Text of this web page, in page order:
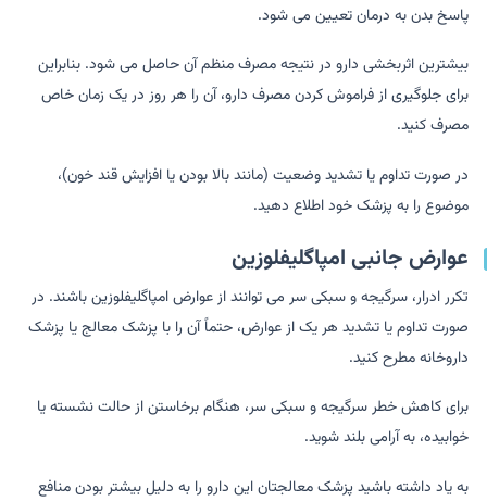
پاسخ بدن به درمان تعیین می شود.
بیشترین اثربخشی دارو در نتیجه مصرف منظم آن حاصل می شود. بنابراین
برای جلوگیری از فراموش کردن مصرف دارو، آن را هر روز در یک زمان خاص
مصرف کنید.
در صورت تداوم یا تشدید وضعیت (مانند بالا بودن یا افزایش قند خون)،
موضوع را به پزشک خود اطلاع دهید.
عوارض جانبی امپاگلیفلوزین
تکرر ادرار، سرگیجه و سبکی سر می توانند از عوارض امپاگلیفلوزین باشند. در
صورت تداوم یا تشدید هر یک از عوارض، حتماً آن را با پزشک معالج یا پزشک
داروخانه مطرح کنید.
برای کاهش خطر سرگیجه و سبکی سر، هنگام برخاستن از حالت نشسته یا
خوابیده، به آرامی بلند شوید.
به یاد داشته باشید پزشک معالجتان این دارو را به دلیل بیشتر بودن منافع